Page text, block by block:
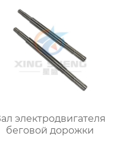
электродвигателя
беговой дорожки